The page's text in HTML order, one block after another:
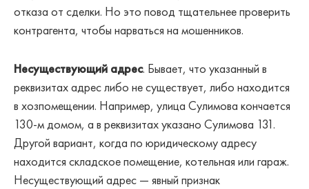
отказа от сделки. Но это повод тщательнее проверить
контрагента, чтобы нарваться на мошенников.
Несуществующий адрес. Бывает, что указанный в
реквизитах адрес либо не существует, либо находится
в хозпомещении. Например, улица Сулимова кончается
130-м домом, а в реквизитах указано Сулимова 131.
Другой вариант, когда по юридическому адресу
находится складское помещение, котельная или гараж.
Несуществующий адрес — явный признак